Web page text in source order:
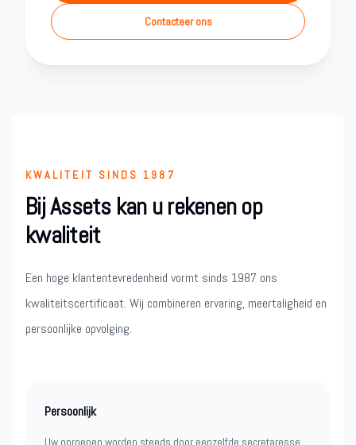
Contacteer ons
KWALITEIT SINDS 1987
Bij Assets kan u rekenen op
kwaliteit
Een hoge klantentevredenheid vormt sinds 1987 ons
kwaliteitscertificaat. Wij combineren ervaring, meertaligheid en
persoonlijke opvolging.
Persoonlijk
Uw oproepen worden steeds door eenzelfde secretaresse